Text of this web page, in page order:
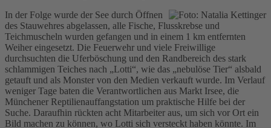
In der Folge wurde der See durch Öffnen
des Stauwehres abgelassen, alle Fische, Flusskrebse und
Teichmuscheln wurden gefangen und in einem 1 km entfernten
Weiher eingesetzt. Die Feuerwehr und viele Freiwillige
durchsuchten die Uferböschung und den Randbereich des stark
schlammigen Teiches nach „Lotti“, wie das „nebulöse Tier“ alsbald
getauft und als Monster von den Medien verkauft wurde. Im Verlauf
weniger Tage baten die Verantwortlichen aus Markt Irsee, die
Münchener Reptilienauffangstation um praktische Hilfe bei der
Suche. Daraufhin rückten acht Mitarbeiter aus, um sich vor Ort ein
Bild machen zu können, wo Lotti sich versteckt haben könnte. Im